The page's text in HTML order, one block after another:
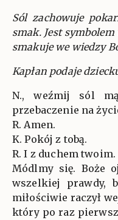
Sól zachowuje
smak. Jest
smakuje we wiedzy
Kapłan podaje
N., weźmij sól
przebaczenie na
R. Amen.
K. Pokój z tobą.
R. I z duchem twoim.
Módlmy się. Boże
wszelkiej prawdy,
miłościwie raczył
który po raz